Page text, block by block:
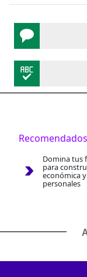
Domina tus
para
económica
personales